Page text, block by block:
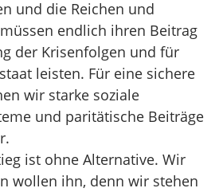
und die Reichen und
endlich ihren Beitrag
der Krisenfolgen und für
leisten. Für eine sichere
wir starke soziale
und paritätische Beiträge
ist ohne Alternative. Wir
wollen ihn, denn wir stehen